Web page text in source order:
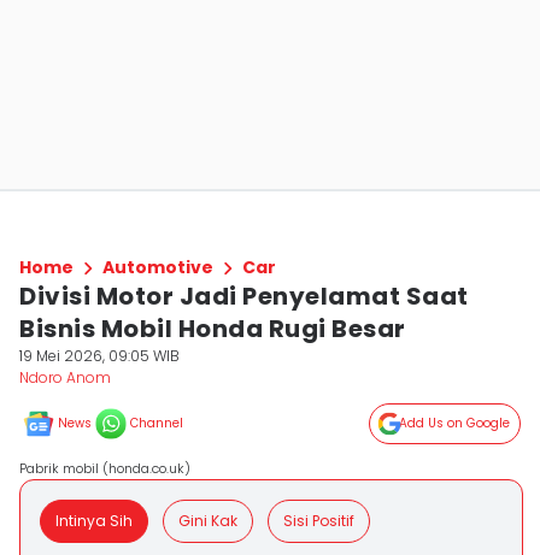
Home Automotive Car
Divisi Motor Jadi Penyelamat Saat
Bisnis Mobil Honda Rugi Besar
19 Mei 2026, 09:05 WIB
Ndoro Anom
News Channel Add Us on Google
Pabrik mobil (honda.co.uk)
Intinya Sih Gini Kak Sisi Positif